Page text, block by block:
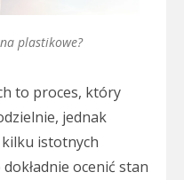
plastikowe?
to proces, który
jednak
istotnych
ocenić stan